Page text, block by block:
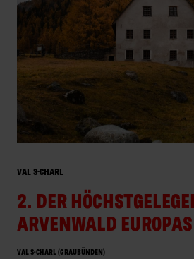
VAL S-CHARL
2. DER
ARVENWALD EUROPAS
VAL S-CHARL (GRAUBÜNDEN)